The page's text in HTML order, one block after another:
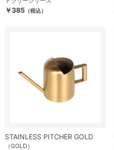
￥385 （税込）
STAINLESS PITCHER GOLD
（GOLD）